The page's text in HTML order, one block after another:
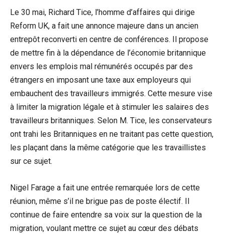
Le 30 mai, Richard Tice, l’homme d’affaires qui dirige
Reform UK, a fait une annonce majeure dans un ancien
entrepôt reconverti en centre de conférences. Il propose
de mettre fin à la dépendance de l’économie britannique
envers les emplois mal rémunérés occupés par des
étrangers en imposant une taxe aux employeurs qui
embauchent des travailleurs immigrés. Cette mesure vise
à limiter la migration légale et à stimuler les salaires des
travailleurs britanniques. Selon M. Tice, les conservateurs
ont trahi les Britanniques en ne traitant pas cette question,
les plaçant dans la même catégorie que les travaillistes
sur ce sujet.
Nigel Farage a fait une entrée remarquée lors de cette
réunion, même s’il ne brigue pas de poste électif. Il
continue de faire entendre sa voix sur la question de la
migration, voulant mettre ce sujet au cœur des débats